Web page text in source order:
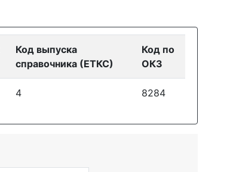
Код выпуска
справочника (ЕТКС)
Код по
ОКЗ
4 8284